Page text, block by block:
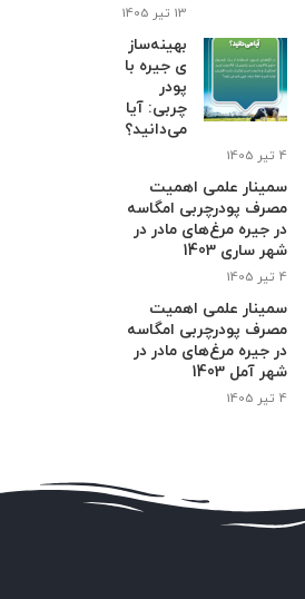
13 تیر 1405
بهینه‌ساز
ی جیره با
پودر
چربی: آیا
می‌دانید؟
4 تیر 1405
سمینار علمی اهمیت
مصرف پودرچربی امگاسه
در جیره مرغ‌های مادر در
شهر ساری 1403
4 تیر 1405
سمینار علمی اهمیت
مصرف پودرچربی امگاسه
در جیره مرغ‌های مادر در
شهر آمل 1403
4 تیر 1405